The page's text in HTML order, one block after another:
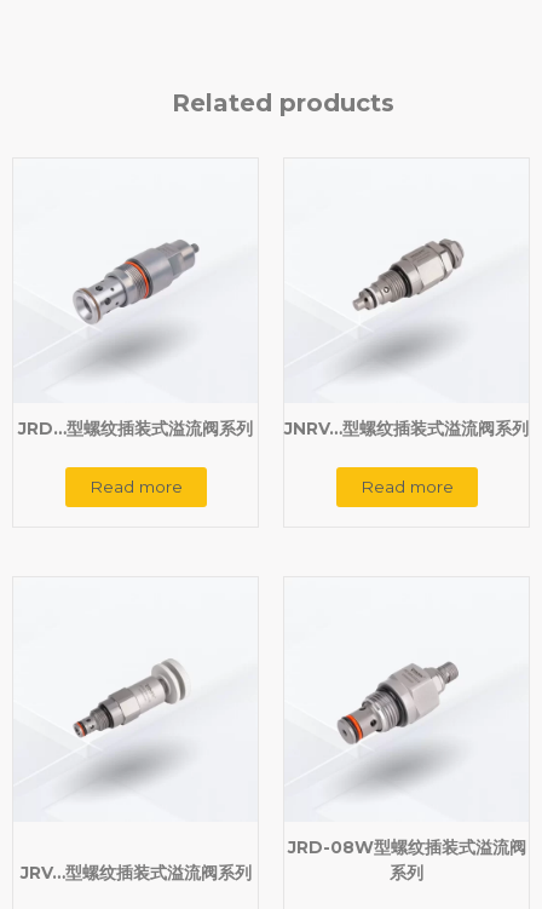
Related products
JRD…型螺纹插装式溢流阀系列
Read more
JNRV…型螺纹插装式溢流阀系列
Read more
JRV…型螺纹插装式溢流阀系列
JRD-08W型螺纹插装式溢流阀
系列